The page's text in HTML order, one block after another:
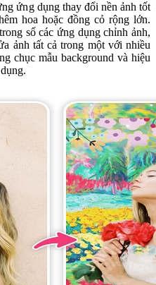
ứng dụng thay đổi nền ảnh tốt
hoa hoặc đồng cỏ rộng lớn.
số các ứng dụng chỉnh ảnh,
ảnh tất cả trong một với nhiều
chục mẫu background và hiệu